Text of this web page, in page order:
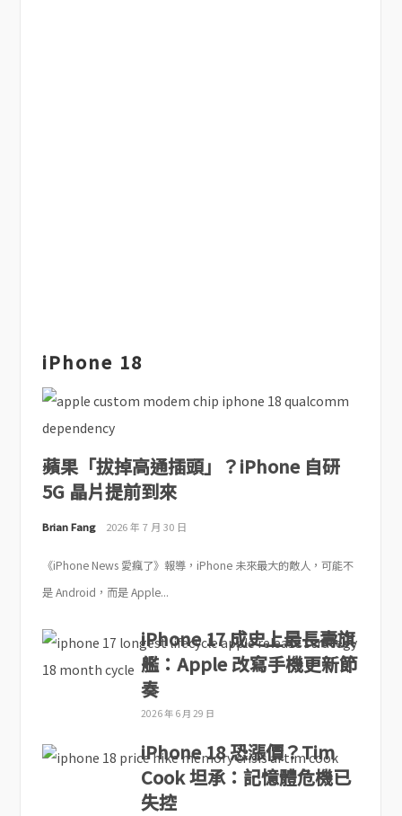
iPhone 18
蘋果「拔掉高通插頭」？iPhone 自研
5G 晶片提前到來
Brian Fang 2026 年 7 月 30 日
《iPhone News 愛瘋了》報導，iPhone 未來最大的敵人，可能不
是 Android，而是 Apple...
iPhone 17 成史上最長壽旗
艦：Apple 改寫手機更新節
奏
2026 年 6 月 29 日
iPhone 18 恐漲價？Tim
Cook 坦承：記憶體危機已
失控